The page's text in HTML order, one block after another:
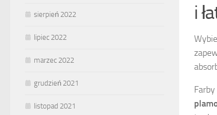
i
sierpień 2022
lipiec 2022
marzec 2022
grudzień 2021
listopad 2021